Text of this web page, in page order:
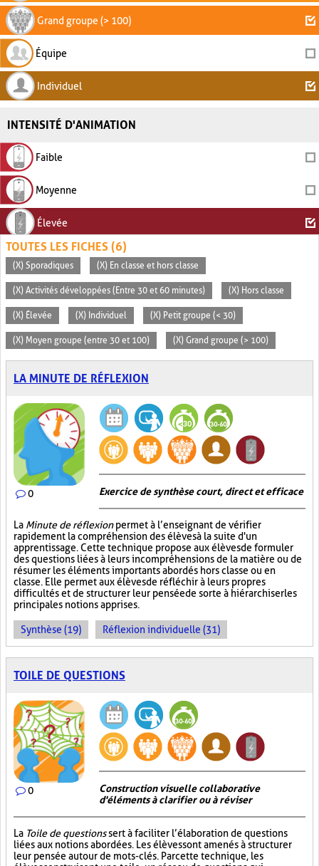
Grand groupe (> 100)
Équipe
Individuel
INTENSITÉ D'ANIMATION
Faible
Moyenne
Élevée
TOUTES LES FICHES (6)
(X) Sporadiques (X) En classe et hors classe
(X) Activités développées (Entre 30 et 60 minutes) (X) Hors classe
(X) Élevée (X) Individuel (X) Petit groupe (< 30)
(X) Moyen groupe (entre 30 et 100) (X) Grand groupe (> 100)
LA MINUTE DE RÉFLEXION
0 Exercice de synthèse court, direct et efficace
La Minute de réflexionpermet à l’enseignant de vérifier
rapidement la compréhension des élèves à la suite d'un
apprentissage. Cette technique propose aux élèves de formuler
des questions liées à leurs incompréhensions de la matière ou de
résumer les éléments importants abordés hors classe ou en
classe. Elle permet aux élèves de réfléchir à leurs propres
difficultés et de structurer leur pensée de sorte à hiérarchiser les
principales notions apprises.
Synthèse (19) Réflexion individuelle (31)
TOILE DE QUESTIONS
0
Construction visuelle collaborative
d'éléments à clarifier ou à réviser
La Toile de questionssert à faciliter l’élaboration de questions
liées aux notions abordées. Les élèves sont amenés à structurer
leur pensée autour de mots-clés. Par cette technique, les